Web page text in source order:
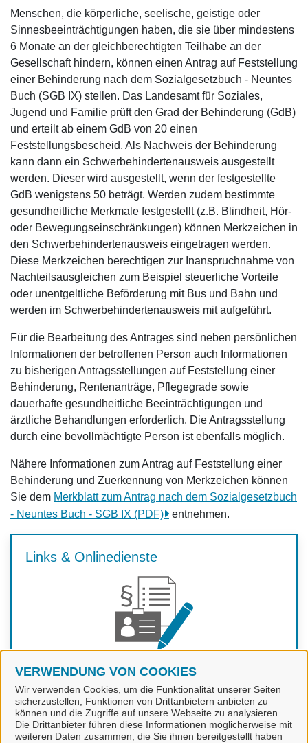
VERWENDUNG VON COOKIES
Wir verwenden Cookies, um die Funktionalität unserer Seiten
sicherzustellen, Funktionen von Drittanbietern anbieten zu
können und die Zugriffe auf unsere Webseite zu analysieren.
Die Drittanbieter führen diese Informationen möglicherweise mit
weiteren Daten zusammen, die Sie ihnen bereitgestellt haben
Menschen, die körperliche, seelische, geistige oder
Sinnesbeeinträchtigungen haben, die sie über mindestens
6 Monate an der gleichberechtigten Teilhabe an der
Gesellschaft hindern, können einen Antrag auf Feststellung
einer Behinderung nach dem Sozialgesetzbuch - Neuntes
Buch (SGB IX) stellen. Das Landesamt für Soziales,
Jugend und Familie prüft den Grad der Behinderung (GdB)
und erteilt ab einem GdB von 20 einen
Feststellungsbescheid. Als Nachweis der Behinderung
kann dann ein Schwerbehindertenausweis ausgestellt
werden. Dieser wird ausgestellt, wenn der festgestellte
GdB wenigstens 50 beträgt. Werden zudem bestimmte
gesundheitliche Merkmale festgestellt (z.B. Blindheit, Hör-
oder Bewegungseinschränkungen) können Merkzeichen in
den Schwerbehindertenausweis eingetragen werden.
Diese Merkzeichen berechtigen zur Inanspruchnahme von
Nachteilsausgleichen zum Beispiel steuerliche Vorteile
oder unentgeltliche Beförderung mit Bus und Bahn und
werden im Schwerbehindertenausweis mit aufgeführt.
Für die Bearbeitung des Antrages sind neben persönlichen
Informationen der betroffenen Person auch Informationen
zu bisherigen Antragsstellungen auf Feststellung einer
Behinderung, Rentenanträge, Pflegegrade sowie
dauerhafte gesundheitliche Beeinträchtigungen und
ärztliche Behandlungen erforderlich. Die Antragsstellung
durch eine bevollmächtigte Person ist ebenfalls möglich.
Nähere Informationen zum Antrag auf Feststellung einer
Behinderung und Zuerkennung von Merkzeichen können
Sie dem Merkblatt zum Antrag nach dem Sozialgesetzbuch
- Neuntes Buch - SGB IX (PDF)
entnehmen.
Links & Onlinedienste
Zur Beantragung